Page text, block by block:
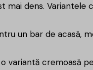
mai dens. Variantele
un bar de acasă,
o variantă cremoasă